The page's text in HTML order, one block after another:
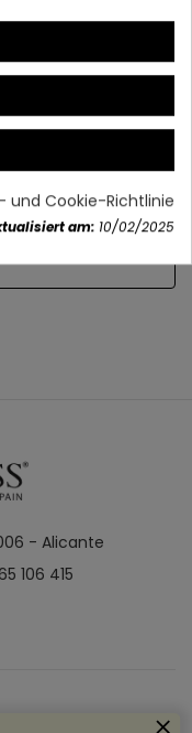
- Alicante
106 415
und Cookie-Richtlinie
am: 10/02/2025